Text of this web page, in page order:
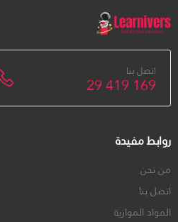
اتصل بنا
29 419 169
روابط مفيدة
من نحن
اتصل بنا
المواد الموازية